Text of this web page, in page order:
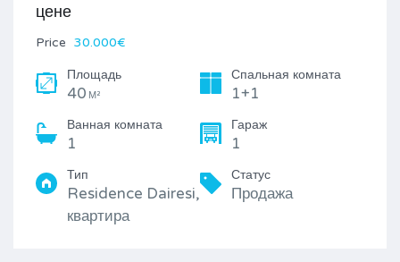
цене
Price 30.000€
Площадь
40 М²
Спальная комната
1+1
Ванная комната
1
Гараж
1
Тип
Residence Dairesi,
квартира
Статус
Продажа